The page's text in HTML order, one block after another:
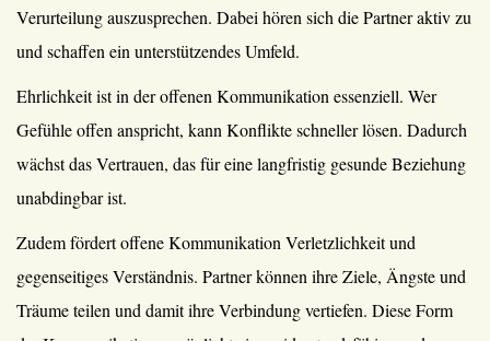
Verurteilung auszusprechen. Dabei hören sich die Partner aktiv zu
und schaffen ein unterstützendes Umfeld.
Ehrlichkeit ist in der offenen Kommunikation essenziell. Wer
Gefühle offen anspricht, kann Konflikte schneller lösen. Dadurch
wächst das Vertrauen, das für eine langfristig gesunde Beziehung
unabdingbar ist.
Zudem fördert offene Kommunikation Verletzlichkeit und
gegenseitiges Verständnis. Partner können ihre Ziele, Ängste und
Träume teilen und damit ihre Verbindung vertiefen. Diese Form